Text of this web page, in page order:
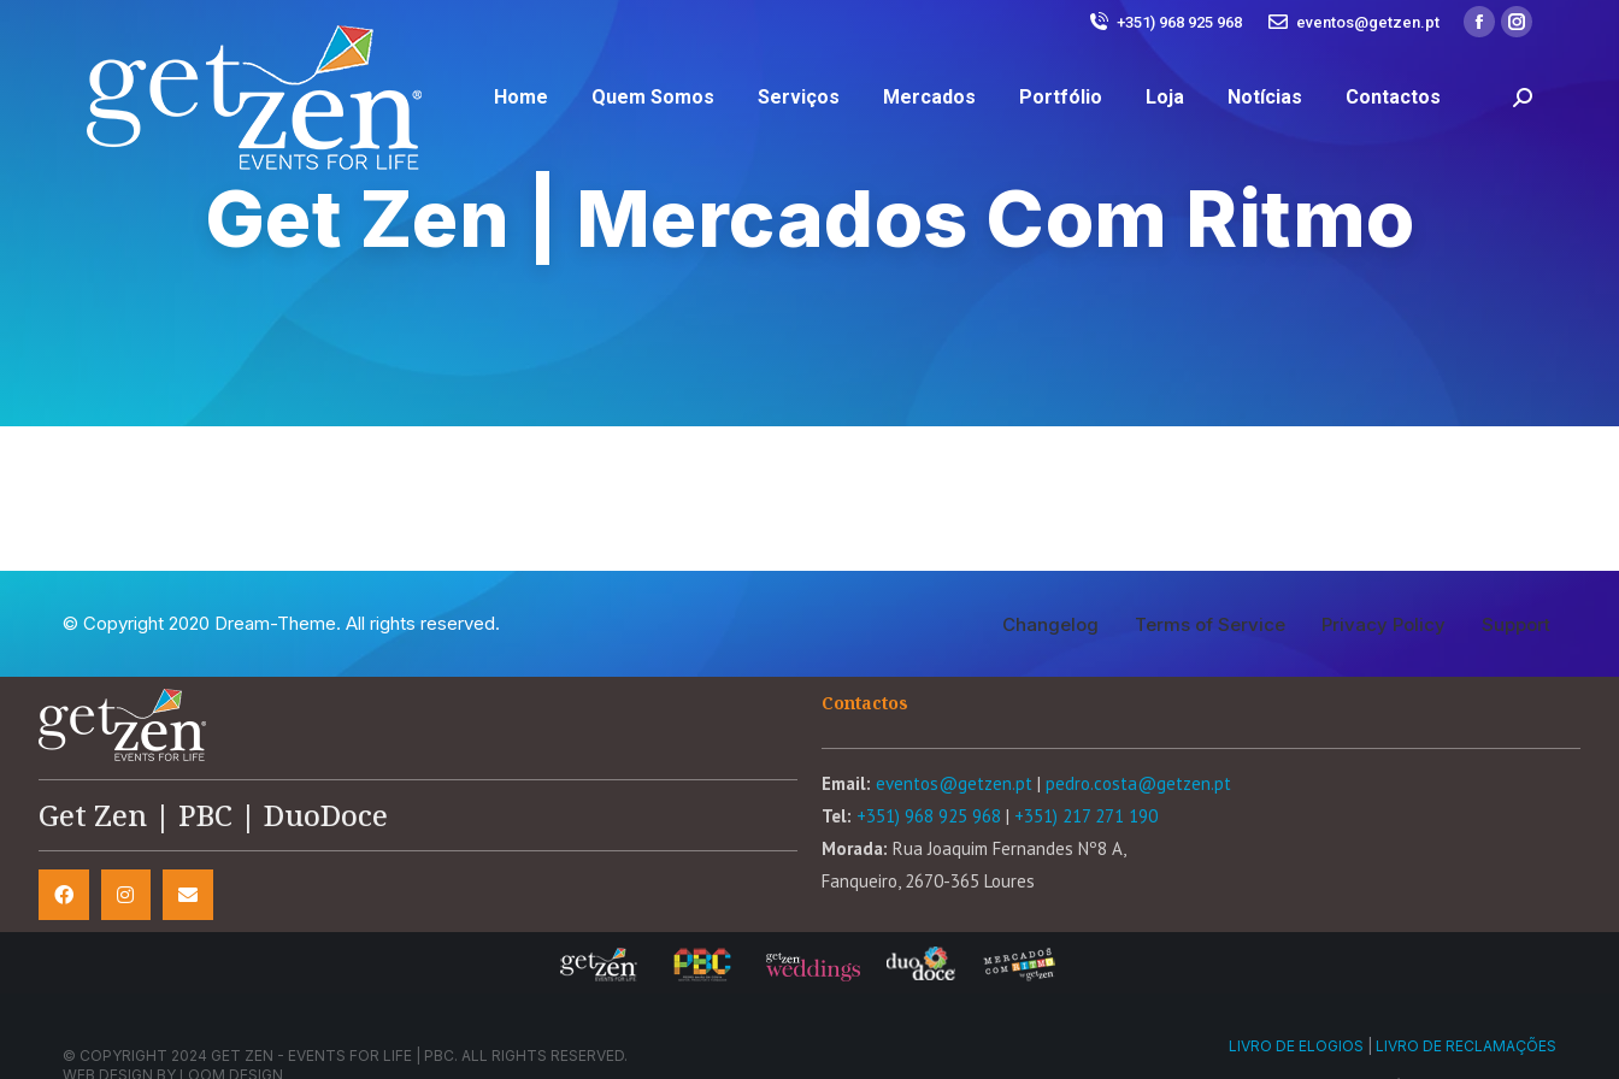
+351) 968 925 968 eventos@getzen.pt
Home Quem Somos Serviços Mercados Portfólio Loja Notícias Contactos
Get Zen | Mercados Com Ritmo
© Copyright 2020 Dream-Theme. All rights reserved. Changelog Terms of Service Privacy Policy Support
Get Zen | PBC | DuoDoce
Contactos
Email: eventos@getzen.pt | pedro.costa@getzen.pt
Tel: +351) 968 925 968 | +351) 217 271 190
Morada: Rua Joaquim Fernandes Nº8 A,
Fanqueiro, 2670-365 Loures
© COPYRIGHT 2024 GET ZEN - EVENTS FOR LIFE | PBC. ALL RIGHTS RESERVED.
WEB DESIGN BY LOOM DESIGN
LIVRO DE ELOGIOS LIVRO DE RECLAMAÇÕES